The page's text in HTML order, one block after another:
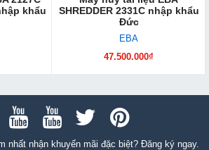
khẩu
SHREDDER 2331C nhập khẩu
Đức
EBA
47.500.000₫
nhất nhận khuyến mãi đặc biệt? Đăng ký ngay.